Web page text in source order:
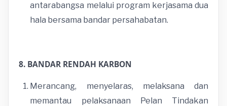
antarabangsa melalui program kerjasama dua
hala bersama bandar persahabatan.
8. BANDAR RENDAH KARBON
Merancang, menyelaras, melaksana dan
memantau pelaksanaan Pelan Tindakan